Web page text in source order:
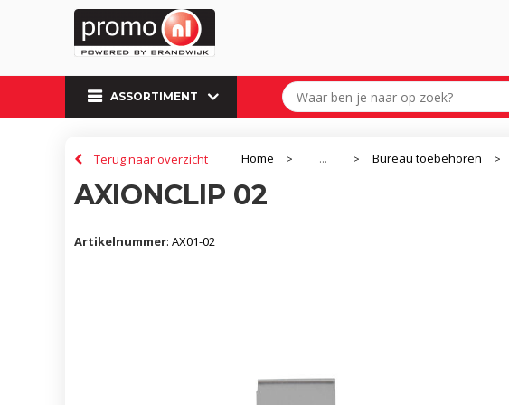
ASSORTIMENT
Terug naar overzicht Home > ... > Bureau toebehoren >
AXIONCLIP 02
Artikelnummer: AX01-02